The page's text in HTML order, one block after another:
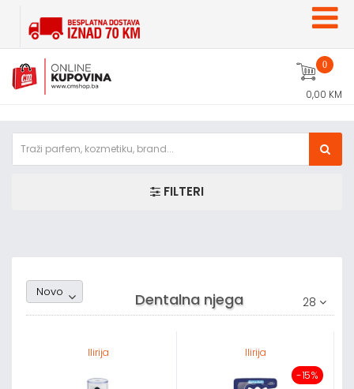
0
0,00 KM
FILTERI
Random1
Novo
28
Dentalna njega
Ilirija Ilirija
-15%